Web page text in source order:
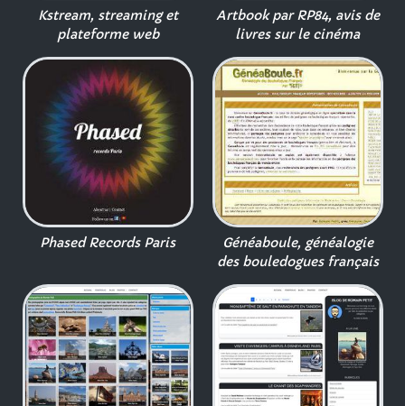
Kstream, streaming et
plateforme web
Artbook par RP84, avis de
livres sur le cinéma
Phased Records Paris
Généaboule, généalogie
des bouledogues français